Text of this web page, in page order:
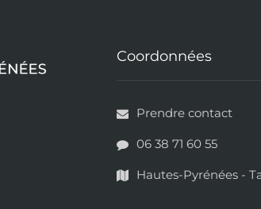
Coordonnées
Prendre contact
06 38 71 60 55
Hautes-Pyrénées -